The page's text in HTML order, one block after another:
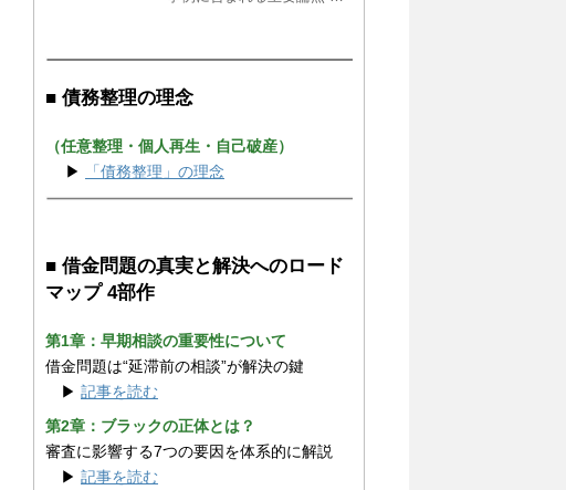
■ 債務整理の理念
（任意整理・個人再生・自己破産）
▶
「債務整理」の理念
■ 借金問題の真実と解決へのロード
マップ 4部作
第1章：早期相談の重要性について
借金問題は“延滞前の相談”が解決の鍵
▶ 記事を読む
第2章：ブラックの正体とは？
審査に影響する7つの要因を体系的に解説
▶ 記事を読む